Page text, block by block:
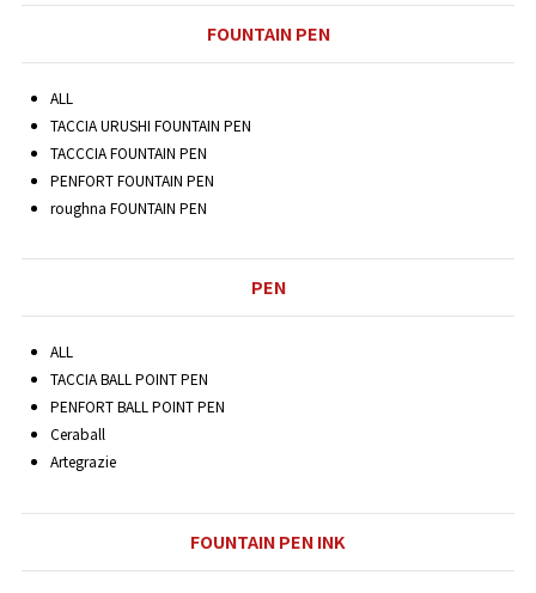
FOUNTAIN PEN
ALL
TACCIA URUSHI FOUNTAIN PEN
TACCCIA FOUNTAIN PEN
PENFORT FOUNTAIN PEN
roughna FOUNTAIN PEN
PEN
ALL
TACCIA BALL POINT PEN
PENFORT BALL POINT PEN
Ceraball
Artegrazie
FOUNTAIN PEN INK